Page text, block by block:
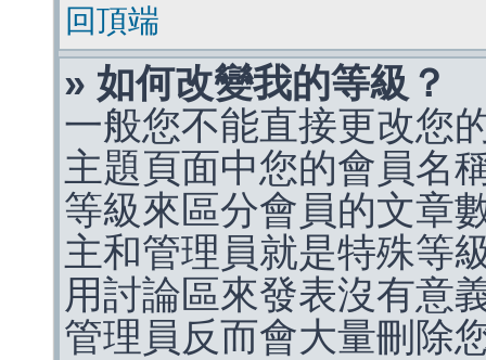
回頂端
» 如何改變我的等級？
一般您不能直接更改您
主題頁面中您的會員名
等級來區分會員的文章
主和管理員就是特殊等
用討論區來發表沒有意
管理員反而會大量刪除